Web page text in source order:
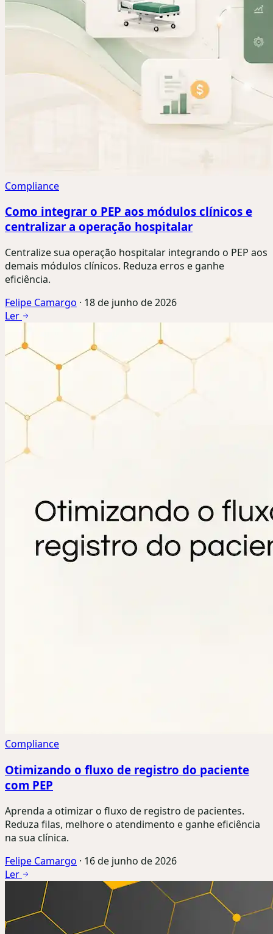
Compliance
Como integrar o PEP aos módulos clínicos e
centralizar a operação hospitalar
Centralize sua operação hospitalar integrando o PEP aos
demais módulos clínicos. Reduza erros e ganhe
eficiência.
Felipe Camargo · 18 de junho de 2026
Ler
Compliance
Otimizando o fluxo de registro do paciente
com PEP
Aprenda a otimizar o fluxo de registro de pacientes.
Reduza filas, melhore o atendimento e ganhe eficiência
na sua clínica.
Felipe Camargo · 16 de junho de 2026
Ler